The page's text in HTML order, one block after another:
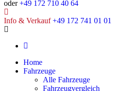
oder+49 172 710 40 64
Info & Verkauf+49 172 741 01 01
Home
Fahrzeuge
Alle Fahrzeuge
Fahrzeugvergleich